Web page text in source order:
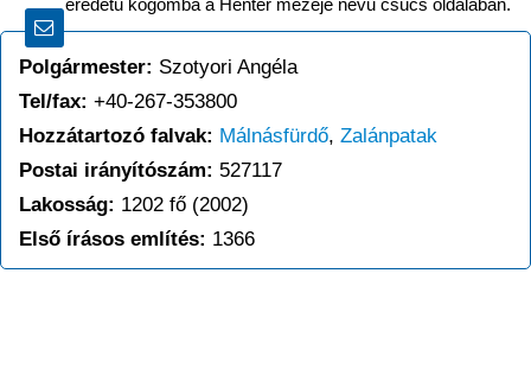
eredetű kőgomba a Henter mezeje nevű csúcs oldalában.
Polgármester: Szotyori Angéla
Tel/fax: +40-267-353800
Hozzátartozó falvak: Málnásfürdő, Zalánpatak
Postai irányítószám: 527117
Lakosság: 1202 fő (2002)
Első írásos említés: 1366